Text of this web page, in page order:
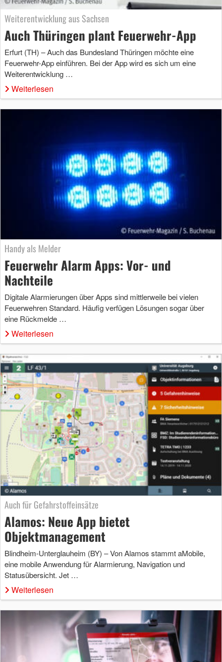
Weiterentwicklung aus Sachsen
Auch Thüringen plant Feuerwehr-App
Erfurt (TH) – Auch das Bundesland Thüringen möchte eine
Feuerwehr-App einführen. Bei der App wird es sich um eine
Weiterentwicklung …
Weiterlesen
Handy als Melder
Feuerwehr Alarm Apps: Vor- und
Nachteile
Digitale Alarmierungen über Apps sind mittlerweile bei vielen
Feuerwehren Standard. Häufig verfügen Lösungen sogar über
eine Rückmelde …
Weiterlesen
Auch für Gefahrstoffeinsätze
Alamos: Neue App bietet
Objektmanagement
Blindheim-Unterglauheim (BY) – Von Alamos stammt aMobile,
eine mobile Anwendung für Alarmierung, Navigation und
Statusübersicht. Jet …
Weiterlesen